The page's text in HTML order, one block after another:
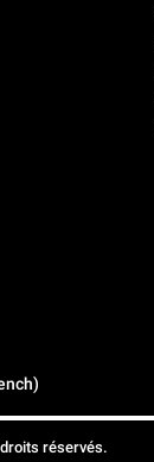
réservés.